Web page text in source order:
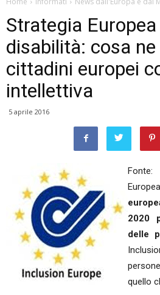
Strategia
disabilità: cosa
cittadini europei
intellettiva
5 aprile 2016
2020
delle
quello